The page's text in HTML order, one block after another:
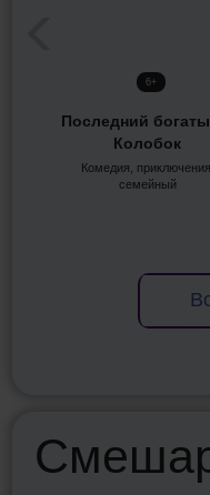
6+
Последний
Колобок
Комедия, приключения,
семейный